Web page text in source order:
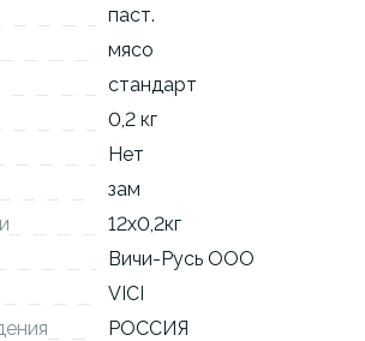
паст.
мясо
стандарт
0,2 кг
Нет
зам
12x0,2кг
Вичи-Русь ООО
VICI
РОССИЯ